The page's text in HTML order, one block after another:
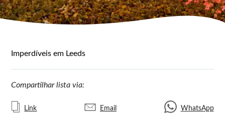
Imperdíveis em Leeds
Compartilhar lista via:
Link Email WhatsApp